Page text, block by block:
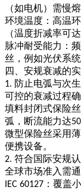
（如电机）需慢
环境温度 ：高温
（温度折减率可达
脉冲耐受能力 ：
丝，例如光伏系
四、安规衰减的
1. 防止电弧与次
可控的衰减过程
填料封闭式保险丝
弧，断流能力达
微型保险丝采用
便携设备。
2. 符合国际安规
全球市场准入需通
IEC 60127 ：覆盖